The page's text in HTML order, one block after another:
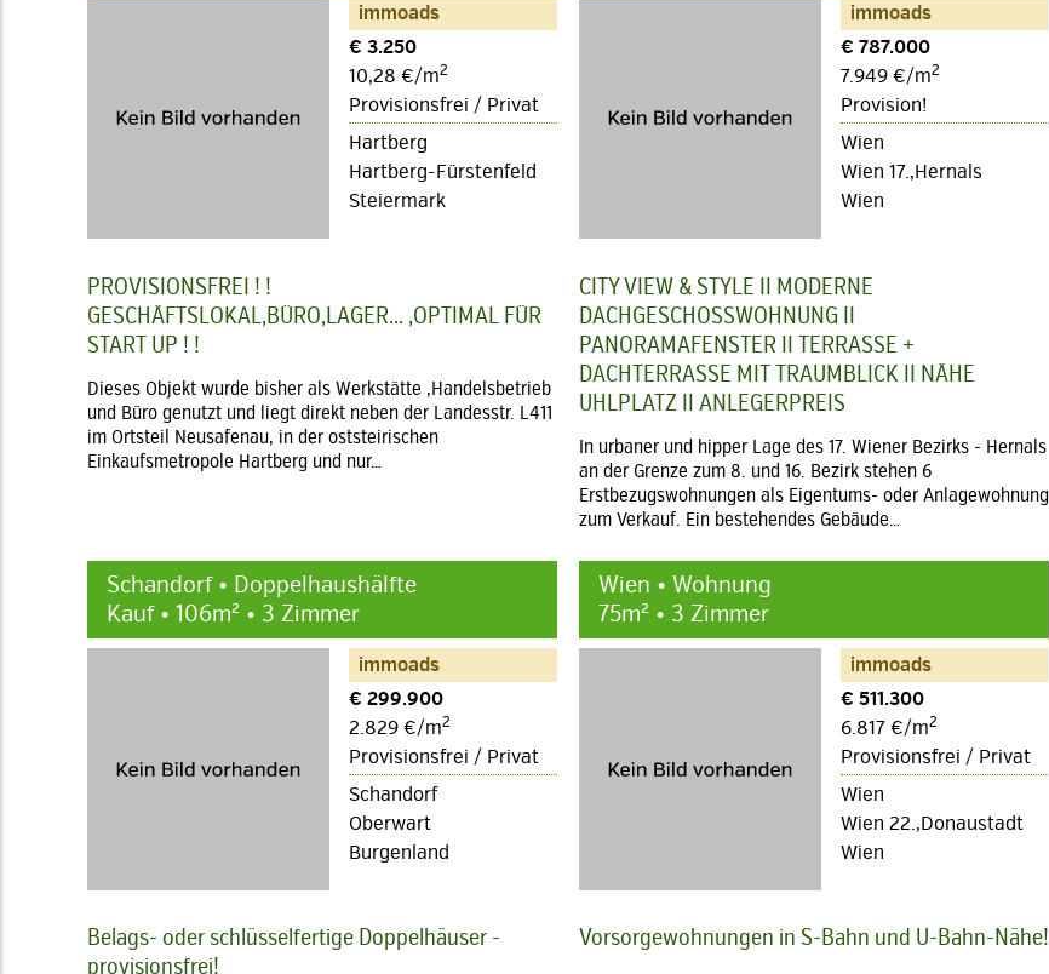
immoads
€ 3.250
10,28 €/m2
Provisionsfrei / Privat
Hartberg
Hartberg-Fürstenfeld
Steiermark
PROVISIONSFREI ! !
GESCHÄFTSLOKAL,BÜRO,LAGER... ,OPTIMAL FÜR
START UP ! !
Dieses Objekt wurde bisher als Werkstätte ,Handelsbetrieb
und Büro genutzt und liegt direkt neben der Landesstr. L411
im Ortsteil Neusafenau, in der oststeirischen
Einkaufsmetropole Hartberg und nur…
immoads
€ 787.000
7.949 €/m2
Provision!
Wien
Wien 17.,Hernals
Wien
CITY VIEW & STYLE II MODERNE
DACHGESCHOSSWOHNUNG II
PANORAMAFENSTER II TERRASSE +
DACHTERRASSE MIT TRAUMBLICK II NÄHE
UHLPLATZ II ANLEGERPREIS
In urbaner und hipper Lage des 17. Wiener Bezirks - Hernals
an der Grenze zum 8. und 16. Bezirk stehen 6
Erstbezugswohnungen als Eigentums- oder Anlagewohnung
zum Verkauf. Ein bestehendes Gebäude…
Schandorf • Doppelhaushälfte
Kauf • 106m² • 3 Zimmer
immoads
€ 299.900
2.829 €/m2
Provisionsfrei / Privat
Schandorf
Oberwart
Burgenland
Belags- oder schlüsselfertige Doppelhäuser -
provisionsfrei!
Wien • Wohnung
75m² • 3 Zimmer
immoads
€ 511.300
6.817 €/m2
Provisionsfrei / Privat
Wien
Wien 22.,Donaustadt
Wien
Vorsorgewohnungen in S-Bahn und U-Bahn-Nähe!